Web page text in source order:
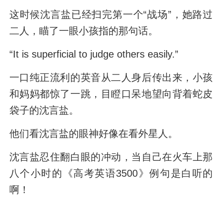
这时候沈言盐已经扫完第一个“战场”，她路过
二人，瞄了一眼小孩指的那句话。
“It is superficial to judge others easily.”
一口纯正流利的英音从二人身后传出来，小孩
和妈妈都惊了一跳，目瞪口呆地望向背着蛇皮
袋子的沈言盐。
他们看沈言盐的眼神好像在看外星人。
沈言盐忍住翻白眼的冲动，当自己在火车上那
八个小时的《高考英语3500》例句是白听的
啊！